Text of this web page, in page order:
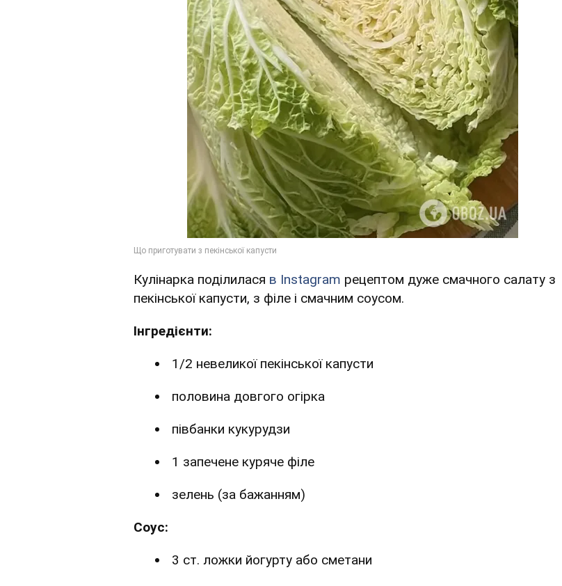
Кулінарка поділилася в Instagram рецептом дуже смачного салату з
пекінської капусти, з філе і смачним соусом.
Інгредієнти:
1/2 невеликої пекінської капусти
половина довгого огірка
півбанки кукурудзи
1 запечене куряче філе
зелень (за бажанням)
Соус:
3 ст. ложки йогурту або сметани